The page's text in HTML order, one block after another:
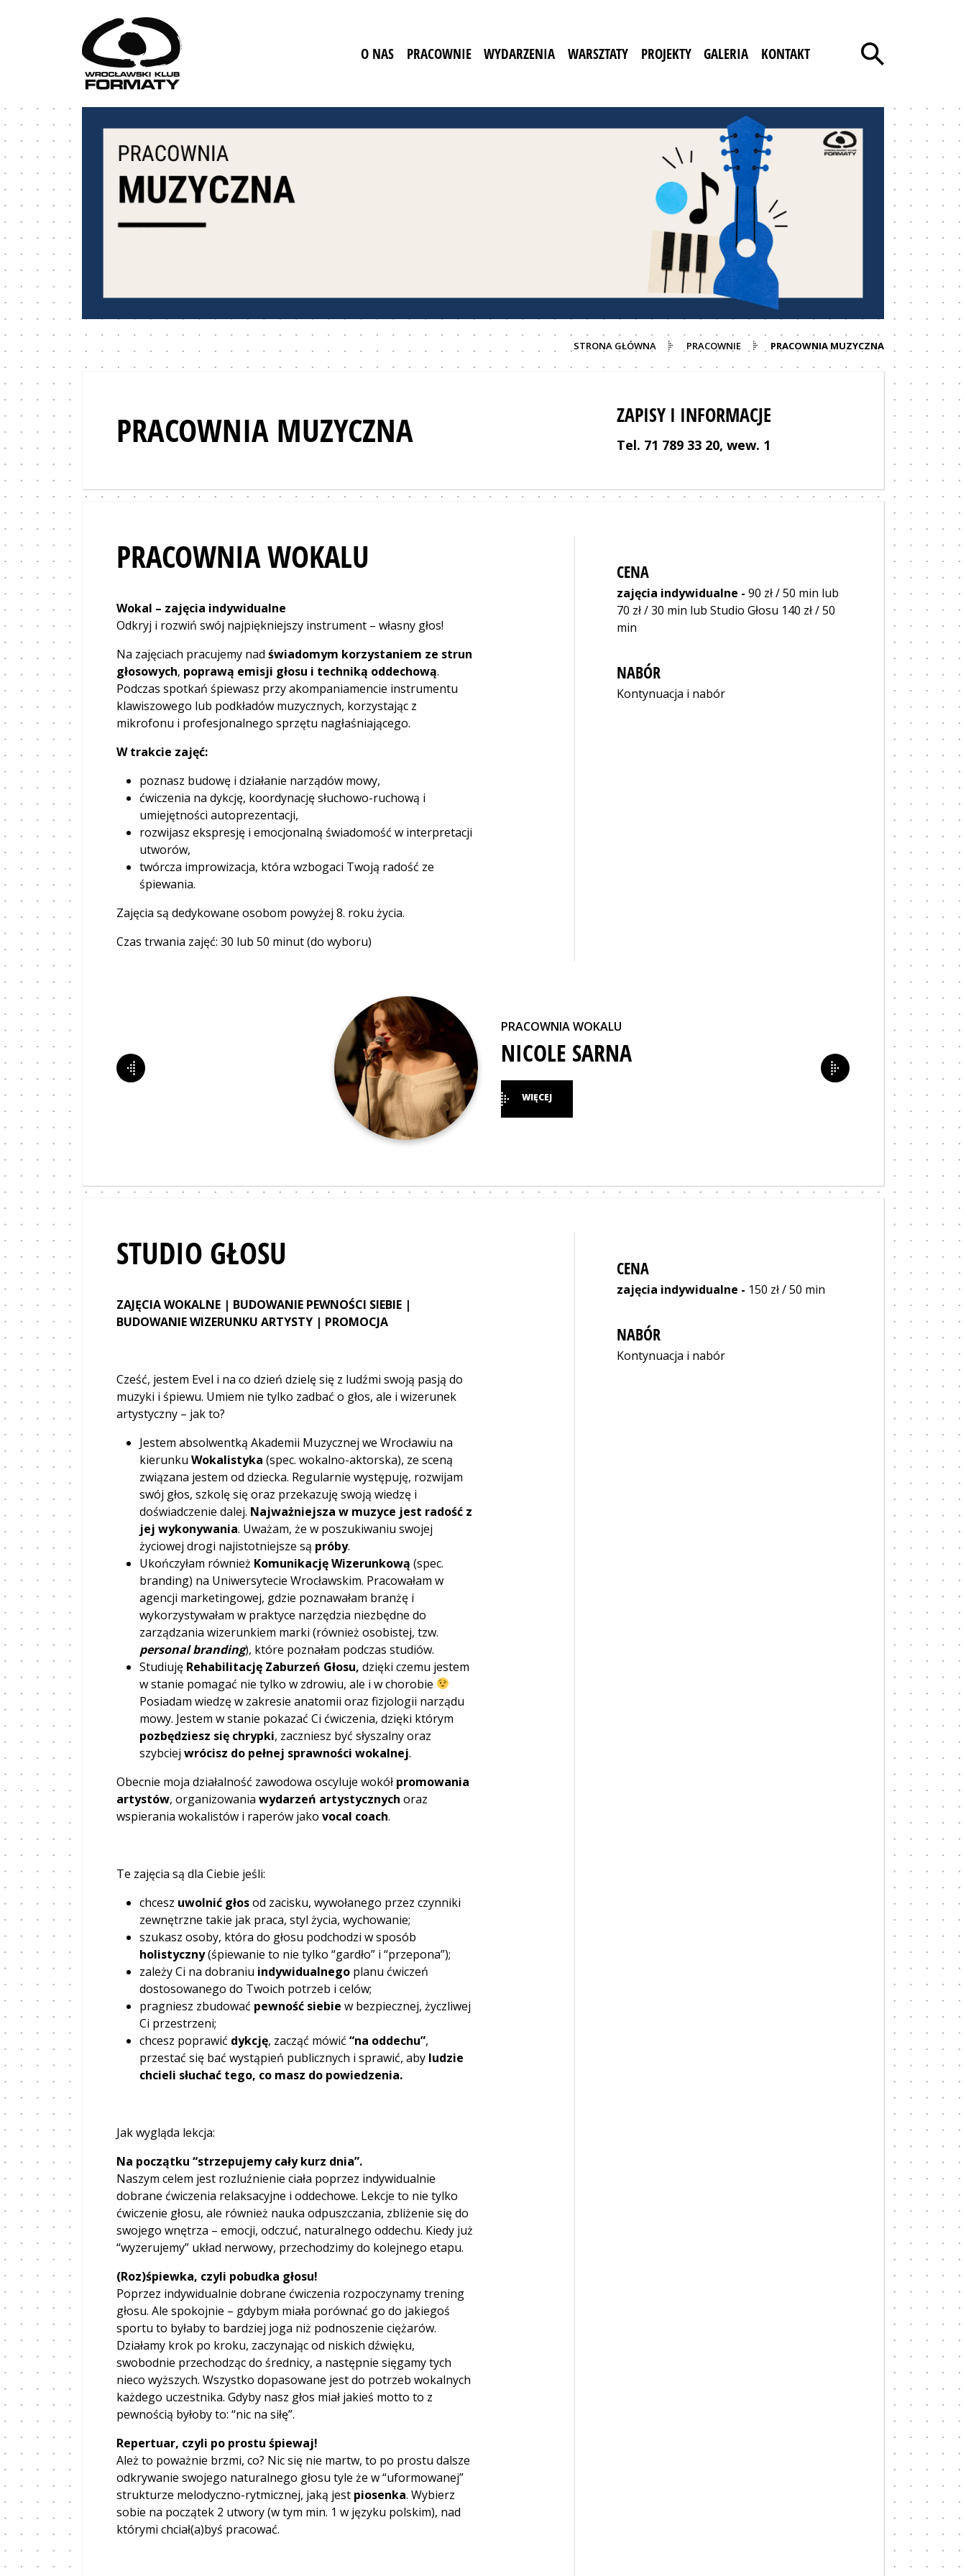
Przejdź do treściWK Formaty. Strona główna
O NAS PRACOWNIE WYDARZENIA WARSZTATY PROJEKTY GALERIA KONTAKT
STRONA GŁÓWNA PRACOWNIE PRACOWNIA MUZYCZNA
PRACOWNIA MUZYCZNA ZAPISY I INFORMACJE
Tel. 71 789 33 20, wew. 1
PRACOWNIA WOKALU
Wokal – zajęcia indywidualne
Odkryj i rozwiń swój najpiękniejszy instrument – własny głos!
Na zajęciach pracujemy nad świadomym korzystaniem ze strun
głosowych, poprawą emisji głosu i techniką oddechową.
Podczas spotkań śpiewasz przy akompaniamencie instrumentu
klawiszowego lub podkładów muzycznych, korzystając z
mikrofonu i profesjonalnego sprzętu nagłaśniającego.
W trakcie zajęć:
poznasz budowę i działanie narządów mowy,
ćwiczenia na dykcję, koordynację słuchowo-ruchową i
umiejętności autoprezentacji,
rozwijasz ekspresję i emocjonalną świadomość w interpretacji
utworów,
twórcza improwizacja, która wzbogaci Twoją radość ze
śpiewania.
Zajęcia są dedykowane osobom powyżej 8. roku życia.
Czas trwania zajęć: 30 lub 50 minut (do wyboru)
CENA
zajęcia indywidualne - 90 zł / 50 min lub
70 zł / 30 min lub Studio Głosu 140 zł / 50
min
NABÓR
Kontynuacja i nabór
PRACOWNIA WOKALU
NICOLE SARNA
WIĘCEJ
Poprzedni instruktor Następny instruktor
STUDIO GŁOSU
ZAJĘCIA WOKALNE | BUDOWANIE PEWNOŚCI SIEBIE |
BUDOWANIE WIZERUNKU ARTYSTY | PROMOCJA
Cześć, jestem Evel i na co dzień dzielę się z ludźmi swoją pasją do
muzyki i śpiewu. Umiem nie tylko zadbać o głos, ale i wizerunek
artystyczny – jak to?
Jestem absolwentką Akademii Muzycznej we Wrocławiu na
kierunku Wokalistyka (spec. wokalno-aktorska), ze sceną
związana jestem od dziecka. Regularnie występuję, rozwijam
swój głos, szkolę się oraz przekazuję swoją wiedzę i
doświadczenie dalej. Najważniejsza w muzyce jest radość z
jej wykonywania. Uważam, że w poszukiwaniu swojej
życiowej drogi najistotniejsze są próby.
Ukończyłam również Komunikację Wizerunkową (spec.
branding) na Uniwersytecie Wrocławskim. Pracowałam w
agencji marketingowej, gdzie poznawałam branżę i
wykorzystywałam w praktyce narzędzia niezbędne do
zarządzania wizerunkiem marki (również osobistej, tzw.
personal branding), które poznałam podczas studiów.
Studiuję Rehabilitację Zaburzeń Głosu, dzięki czemu jestem
w stanie pomagać nie tylko w zdrowiu, ale i w chorobie
Posiadam wiedzę w zakresie anatomii oraz fizjologii narządu
mowy. Jestem w stanie pokazać Ci ćwiczenia, dzięki którym
pozbędziesz się chrypki, zaczniesz być słyszalny oraz
szybciej wrócisz do pełnej sprawności wokalnej.
Obecnie moja działalność zawodowa oscyluje wokół promowania
artystów, organizowania wydarzeń artystycznych oraz
wspierania wokalistów i raperów jako vocal coach.
Te zajęcia są dla Ciebie jeśli:
chcesz uwolnić głosod zacisku, wywołanego przez czynniki
zewnętrzne takie jak praca, styl życia, wychowanie;
szukasz osoby, która do głosu podchodzi w sposób
holistyczny(śpiewanie to nie tylko “gardło” i “przepona”);
zależy Ci na dobraniu indywidualnego planu ćwiczeń
dostosowanego do Twoich potrzeb i celów;
pragniesz zbudować pewność siebie w bezpiecznej, życzliwej
Ci przestrzeni;
chcesz poprawić dykcję, zacząć mówić “na oddechu”,
przestać się bać wystąpień publicznych i sprawić, aby ludzie
chcieli słuchać tego, co masz do powiedzenia.
Jak wygląda lekcja:
Na początku “strzepujemy cały kurz dnia”.
Naszym celem jest rozluźnienie ciała poprzez indywidualnie
dobrane ćwiczenia relaksacyjne i oddechowe. Lekcje to nie tylko
ćwiczenie głosu, ale również nauka odpuszczania, zbliżenie się do
swojego wnętrza – emocji, odczuć, naturalnego oddechu. Kiedy już
“wyzerujemy” układ nerwowy, przechodzimy do kolejnego etapu.
(Roz)śpiewka, czyli pobudka głosu!
Poprzez indywidualnie dobrane ćwiczenia rozpoczynamy trening
głosu. Ale spokojnie – gdybym miała porównać go do jakiegoś
sportu to byłaby to bardziej joga niż podnoszenie ciężarów.
Działamy krok po kroku, zaczynając od niskich dźwięku,
swobodnie przechodząc do średnicy, a następnie sięgamy tych
nieco wyższych. Wszystko dopasowane jest do potrzeb wokalnych
każdego uczestnika. Gdyby nasz głos miał jakieś motto to z
pewnością byłoby to: “nic na siłę”.
Repertuar, czyli po prostu śpiewaj!
Ależ to poważnie brzmi, co? Nic się nie martw, to po prostu dalsze
odkrywanie swojego naturalnego głosu tyle że w “uformowanej”
strukturze melodyczno-rytmicznej, jaką jest piosenka. Wybierz
sobie na początek 2 utwory (w tym min. 1 w języku polskim), nad
którymi chciał(a)byś pracować.
CENA
zajęcia indywidualne - 150 zł / 50 min
NABÓR
Kontynuacja i nabór